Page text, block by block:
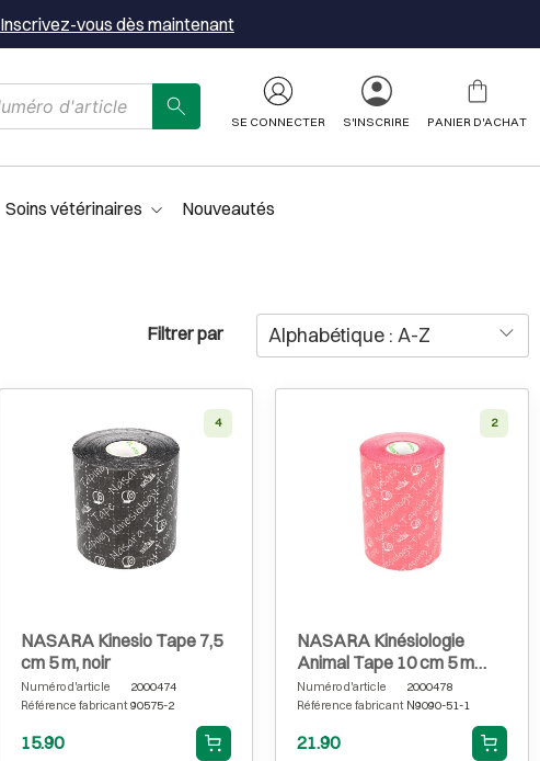
Inscrivez-vous dès maintenant
SE CONNECTER S'INSCRIRE PANIER D'ACHAT
Soins vétérinaires Nouveautés
Filtrer par
4
NASARA Kinesio Tape 7,5
cm 5 m, noir
Numéro d'article
2000474
Référence fabricant 90575-2
15.90
2
NASARA Kinésiologie
Animal Tape 10 cm 5 m
rose
Numéro d'article
2000478
Référence fabricant N9090-51-1
21.90